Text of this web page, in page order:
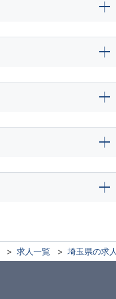
求人一覧 埼玉県の求